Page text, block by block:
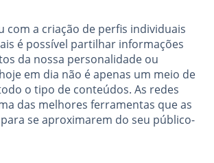
com a criação de perfis individuais
é possível partilhar informações
da nossa personalidade ou
em dia não é apenas um meio de
o tipo de conteúdos. As redes
das melhores ferramentas que as
se aproximarem do seu público-